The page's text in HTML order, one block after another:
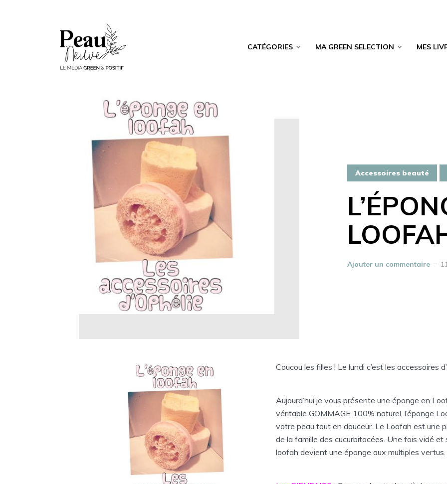
CATÉGORIES MA GREEN SELECTION MES
Accessoires beauté
Ajouter un commentaire
Coucou les filles ! Le lundi c’est les accessoires
Aujourd’hui je vous présente une éponge en
véritable GOMMAGE 100% naturel, l’éponge
votre peau tout en douceur. Le Loofah est une
de la famille des cucurbitacées. Une fois vidé et
loofah devient une éponge aux multiples vertus.